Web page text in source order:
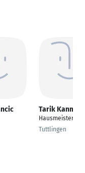
Tarik Kanmaz
Hausmeister
Tuttlingen